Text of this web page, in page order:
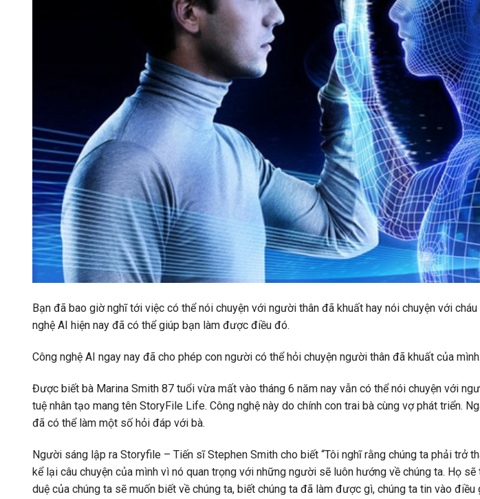
Bạn đã bao giờ nghĩ tới việc có thể nói chuyện với người thân đã khuất hay nói chuyện với
nghệ AI hiện nay đã có thể giúp bạn làm được điều đó.
Công nghệ AI ngay nay đã cho phép con người có thể hỏi chuyện người thân đã khuất của mình.
Được biết bà Marina Smith 87 tuổi vừa mất vào tháng 6 năm nay vẫn có thể nói chuyện với
tuệ nhân tạo mang tên StoryFile Life. Công nghệ này do chính con trai bà cùng vợ phát triển.
đã có thể làm một số hỏi đáp với bà.
Người sáng lập ra Storyfile – Tiến sĩ Stephen Smith cho biết “Tôi nghĩ rằng chúng ta phải trở
kể lại câu chuyện của mình vì nó quan trọng với những người sẽ luôn hướng về chúng ta. Họ
duệ của chúng ta sẽ muốn biết về chúng ta, biết chúng ta đã làm được gì, chúng ta tin vào điều